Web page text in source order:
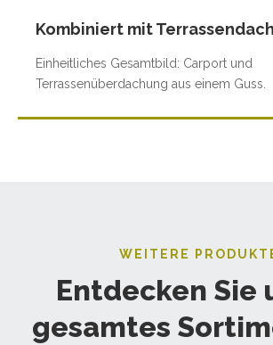
Kombiniert mit Terrassendach
Einheitliches Gesamtbild: Carport und
Terrassenüberdachung aus einem Guss.
WEITERE
Entdecken Sie
gesamtes